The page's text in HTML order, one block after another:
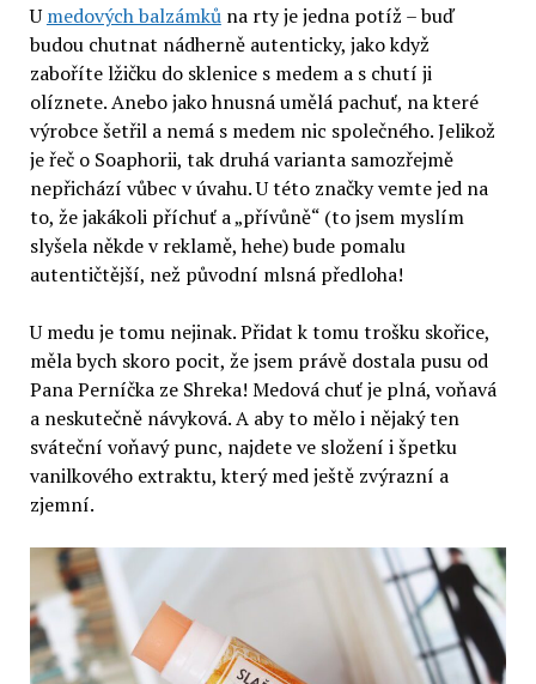
Umedových balzámkůna rty je jedna potíž – buď
budou chutnat nádherně autenticky, jako když
zaboříte lžičku do sklenice s medem a s chutí ji
olíznete. Anebo jako hnusná umělá pachuť, na které
výrobce šetřil a nemá s medem nic společného. Jelikož
je řeč o Soaphorii, tak druhá varianta samozřejmě
nepřichází vůbec v úvahu. U této značky vemte jed na
to, že jakákoli příchuť a „přívůně“ (to jsem myslím
slyšela někde v reklamě, hehe) bude pomalu
autentičtější, než původní mlsná předloha!
U medu je tomu nejinak. Přidat k tomu trošku skořice,
měla bych skoro pocit, že jsem právě dostala pusu od
Pana Perníčka ze Shreka! Medová chuť je plná, voňavá
a neskutečně návyková. A aby to mělo i nějaký ten
sváteční voňavý punc, najdete ve složení i špetku
vanilkového extraktu, který med ještě zvýrazní a
zjemní.